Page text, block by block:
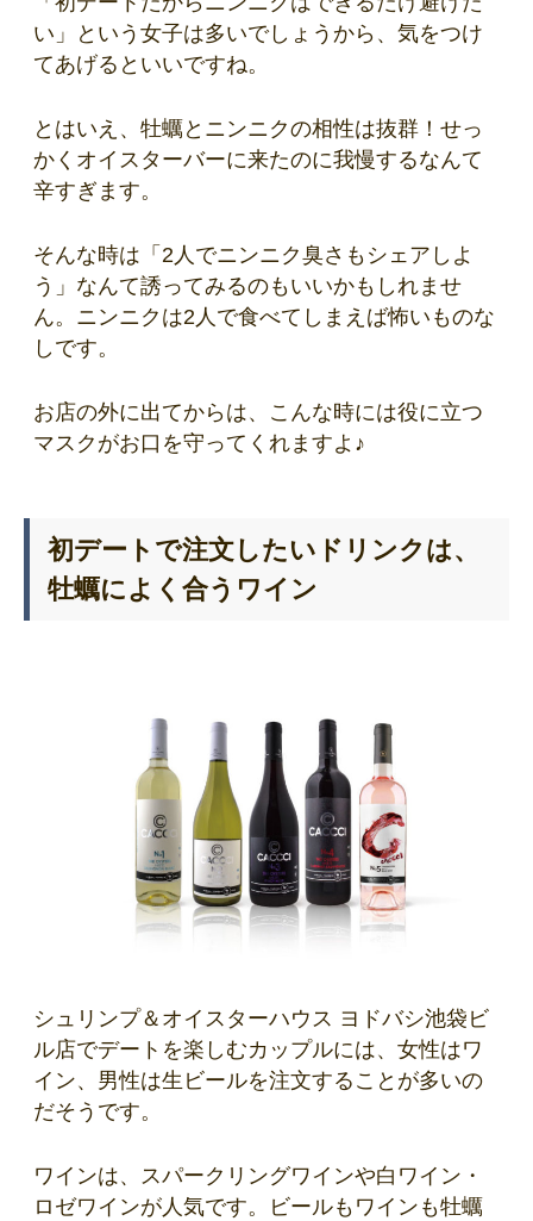
い」という女子は多いでしょうから、気をつけ
てあげるといいですね。
とはいえ、牡蠣とニンニクの相性は抜群！せっ
かくオイスターバーに来たのに我慢するなんて
辛すぎます。
そんな時は「2人でニンニク臭さもシェアしよ
う」なんて誘ってみるのもいいかもしれませ
ん。ニンニクは2人で食べてしまえば怖いものな
しです。
お店の外に出てからは、こんな時には役に立つ
マスクがお口を守ってくれますよ♪
初デートで注文したいドリンクは、
牡蠣によく合うワイン
シュリンプ＆オイスターハウス ヨドバシ池袋ビ
ル店でデートを楽しむカップルには、女性はワ
イン、男性は生ビールを注文することが多いの
だそうです。
ワインは、スパークリングワインや白ワイン・
ロゼワインが人気です。ビールもワインも牡蠣